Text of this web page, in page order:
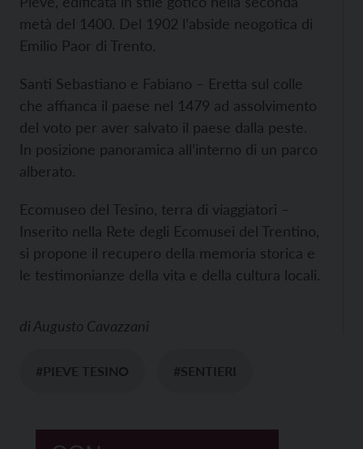
metà del 1400. Del 1902 l’abside neogotica di
Emilio Paor di Trento.
Santi Sebastiano e Fabiano – Eretta sul colle
che affianca il paese nel 1479 ad assolvimento
del voto per aver salvato il paese dalla peste.
In posizione panoramica all’interno di un parco
alberato.
Ecomuseo del Tesino, terra di viaggiatori –
Inserito nella Rete degli Ecomusei del Trentino,
si propone il recupero della memoria storica e
le testimonianze della vita e della cultura locali.
diAugusto Cavazzani
#PIEVE TESINO #SENTIERI